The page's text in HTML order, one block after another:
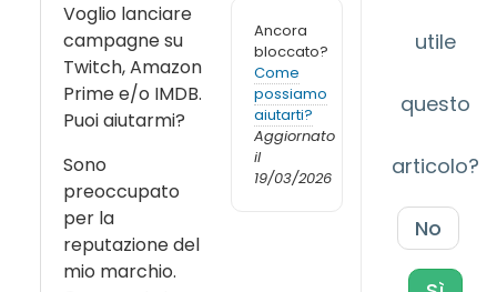
Voglio lanciare
campagne su
Twitch, Amazon
Prime e/o IMDB.
Puoi aiutarmi?
Sono
preoccupato
per la
reputazione del
mio marchio.
Ancora
bloccato?
Come
possiamo
aiutarti?
Aggiornato
il
19/03/2026
utile
questo
articolo?
No